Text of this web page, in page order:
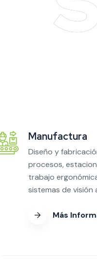
Manufactura
Diseño y
procesos,
trabajo
sistemas de visión
Más